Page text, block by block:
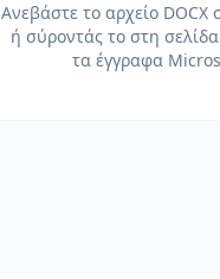
Ανεβάστε το αρχείο DOCX
ή σύροντάς το στη
τα έγγραφα